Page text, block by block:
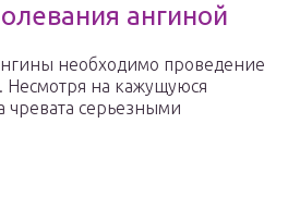
ангиной
необходимо проведение
Несмотря на кажущуюся
чревата серьезными